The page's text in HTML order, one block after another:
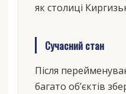
як столиці
Сучасний стан
Після
багато об’єктів